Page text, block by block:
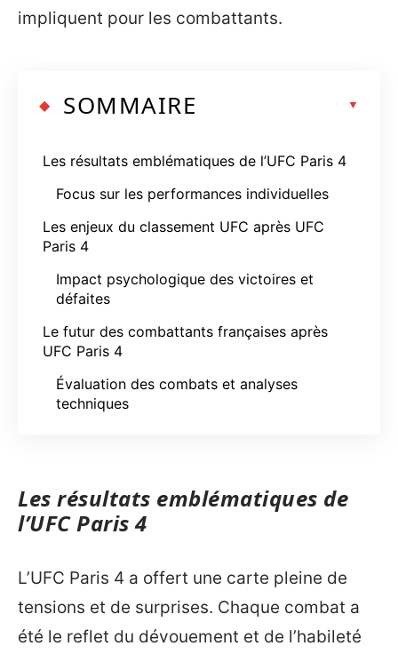
impliquent pour les combattants.
SOMMAIRE
Les résultats emblématiques de l’UFC Paris 4
Focus sur les performances individuelles
Les enjeux du classement UFC après UFC
Paris 4
Impact psychologique des victoires et
défaites
Le futur des combattants françaises après
UFC Paris 4
Évaluation des combats et analyses
techniques
Les résultats emblématiques de
l’UFC Paris 4
L’UFC Paris 4 a offert une carte pleine de
tensions et de surprises. Chaque combat a
été le reflet du dévouement et de l’habileté